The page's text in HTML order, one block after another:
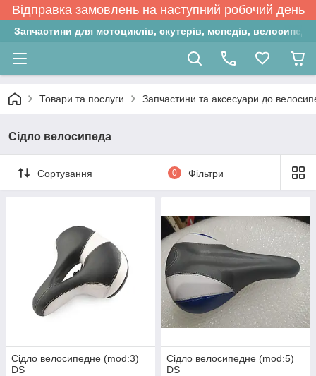
Відправка замовлень на наступний робочий день
Запчастини для мотоциклів, скутерів, мопедів,
Товари та послуги Запчастини та аксесуари до
Сідло велосипеда
Сортування 0 Фільтри
Сідло велосипедне (mod:3)
DS
Сідло велосипедне (mod:5)
DS